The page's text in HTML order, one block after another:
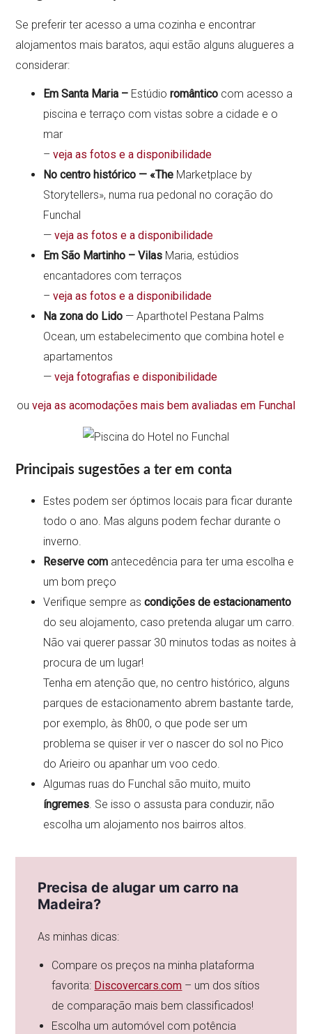
Se preferir ter acesso a uma cozinha e encontrar
alojamentos mais baratos, aqui estão alguns alugueres a
considerar:
Em Santa Maria – Estúdioromântico com acesso a
piscina e terraço com vistas sobre a cidade e o
mar
–veja as fotos e a disponibilidade
No centro histórico — «The Marketplace by
Storytellers», numa rua pedonal no coração do
Funchal
—veja as fotos e a disponibilidade
Em São Martinho – Vilas Maria, estúdios
encantadores com terraços
–veja as fotos e a disponibilidade
Na zona do Lido — Aparthotel Pestana Palms
Ocean, um estabelecimento que combina hotel e
apartamentos
—veja fotografias e disponibilidade
ou veja as acomodações mais bem avaliadas em Funchal
Principais sugestões a ter em conta
Estes podem ser óptimos locais para ficar durante
todo o ano. Mas alguns podem fechar durante o
inverno.
Reserve com antecedência para ter uma escolha e
um bom preço
Verifique sempre ascondições de estacionamento
do seu alojamento, caso pretenda alugar um carro.
Não vai querer passar 30 minutos todas as noites à
procura de um lugar!
Tenha em atenção que, no centro histórico, alguns
parques de estacionamento abrem bastante tarde,
por exemplo, às 8h00, o que pode ser um
problema se quiser ir ver o nascer do sol no Pico
do Arieiro ou apanhar um voo cedo.
Algumas ruas do Funchal são muito, muito
íngremes . Se isso o assusta para conduzir, não
escolha um alojamento nos bairros altos.
Precisa de alugar um carro na
Madeira?
As minhas dicas:
Compare os preços na minha plataforma
favorita: Discovercars.com – um dos sítios
de comparação mais bem classificados!
Escolha um automóvel com potência